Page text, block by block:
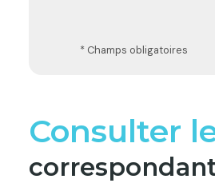
* Champs obligatoires
Consulter